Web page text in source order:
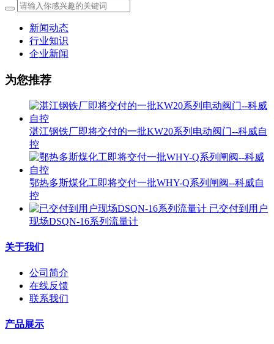
新闻动态
行业知识
企业新闻
为您推荐
湛江钢铁厂即将交付的一批KW20系列电动阀门--科威自
控
鄂热多斯煤化工即将交付一批WHY-Q系列闸阀--科威自
控
已交付到用户
现场DSQN-16系列流量计
关于我们
公司简介
在线反馈
联系我们
产品展示